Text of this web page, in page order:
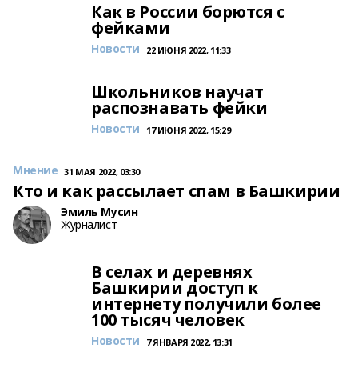
Как в России борются с
фейками
Новости 22 ИЮНЯ 2022, 11:33
Школьников научат
распознавать фейки
Новости 17 ИЮНЯ 2022, 15:29
Кто и как рассылает спам в Башкирии
Мнение 31 МАЯ 2022, 03:30
Эмиль Мусин
Журналист
В селах и деревнях
Башкирии доступ к
интернету получили более
100 тысяч человек
Новости 7 ЯНВАРЯ 2022, 13:31